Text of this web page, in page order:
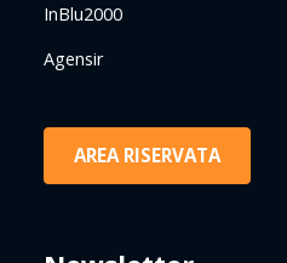
InBlu2000
Agensir
AREA RISERVATA